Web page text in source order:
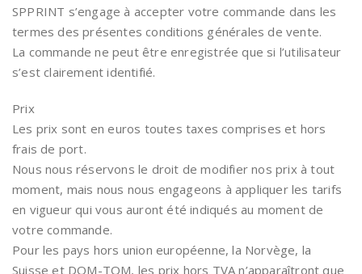
SPPRINT s’engage à accepter votre commande dans les
termes des présentes conditions générales de vente.
La commande ne peut être enregistrée que si l’utilisateur
s’est clairement identifié.
Prix
Les prix sont en euros toutes taxes comprises et hors
frais de port.
Nous nous réservons le droit de modifier nos prix à tout
moment, mais nous nous engageons à appliquer les tarifs
en vigueur qui vous auront été indiqués au moment de
votre commande.
Pour les pays hors union européenne, la Norvège, la
Suisse et DOM-TOM, les prix hors TVA n’apparaîtront que